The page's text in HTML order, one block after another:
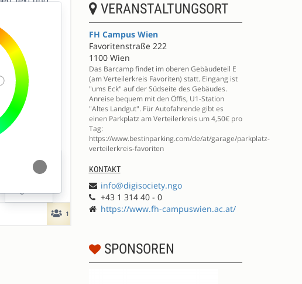
VERANSTALTUNGSORT
FH Campus Wien
Favoritenstraße 222
1100 Wien
Das Barcamp findet im oberen Gebäudeteil E
(am Verteilerkreis Favoriten) statt. Eingang ist
"ums Eck" auf der Südseite des Gebäudes.
Anreise bequem mit den Öffis, U1-Station
"Altes Landgut". Für Autofahrende gibt es
einen Parkplatz am Verteilerkreis um 4,50€ pro
Tag:
https://www.bestinparking.com/de/at/garage/parkplatz-
verteilerkreis-favoriten
KONTAKT
info@digisociety.ngo
+43 1 314 40 - 0
https://www.fh-campuswien.ac.at/
SPONSOREN